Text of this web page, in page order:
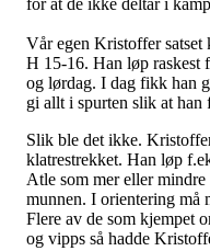
Vår egen Kristoffer satset
H 15-16. Han løp raskest
og lørdag. I dag fikk han
gi allt i spurten slik at
Slik ble det ikke.
klatrestrekket. Han løp
Atle som mer eller
munnen. I orientering må
Flere av de som kjempet
og vipps så hadde